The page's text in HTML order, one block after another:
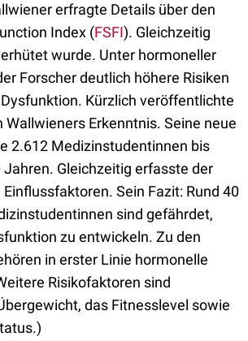
erfragte Details über den
Index (FSFI). Gleichzeitig
wurde. Unter hormoneller
Forscher deutlich höhere Risiken
Kürzlich veröffentlichte
Wallwieners Erkenntnis. Seine neue
2.612 Medizinstudentinnen bis
Gleichzeitig erfasste der
Sein Fazit: Rund 40
sind gefährdet,
zu entwickeln. Zu den
in erster Linie hormonelle
Risikofaktoren sind
das Fitnesslevel sowie